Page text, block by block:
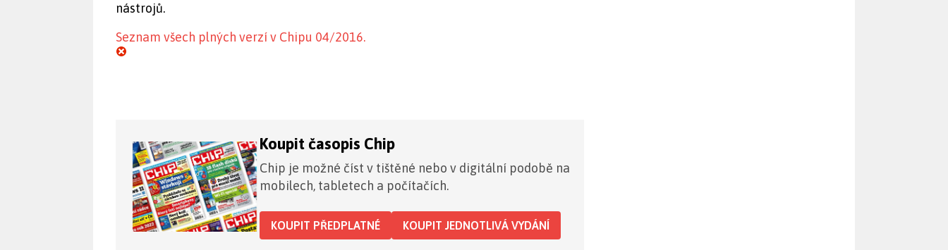
nástrojů.
Seznam všech plných verzí v Chipu 04/2016.
Koupit časopis Chip
Chip je možné číst v tištěné nebo v digitální podobě na
mobilech, tabletech a počítačích.
KOUPIT PŘEDPLATNÉ KOUPIT JEDNOTLIVÁ VYDÁNÍ